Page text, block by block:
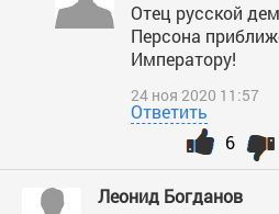
Отец русской
Персона
Императору!
24 ноя 2020 11:57
Ответить
6
Леонид Богданов